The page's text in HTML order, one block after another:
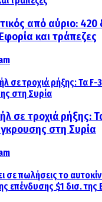
από αύριο: 420
και τράπεζες
σε τροχιά ρήξης:
στη Συρία